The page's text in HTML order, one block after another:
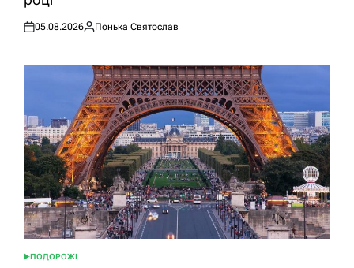
Оприлюднено
05.08.2026
Опубліковано
Понька Святослав
ОПУБЛІКУВАТИ
ПОДОРОЖІ